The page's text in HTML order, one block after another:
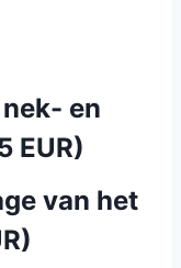
en
EUR)
van het